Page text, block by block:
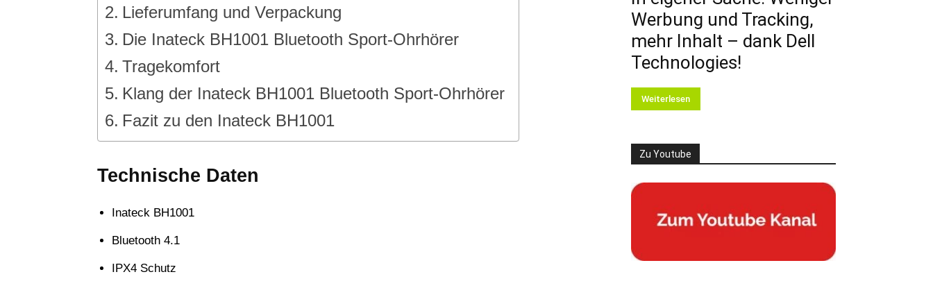
Lieferumfang und Verpackung
Die Inateck BH1001 Bluetooth Sport-Ohrhörer
Tragekomfort
Klang der Inateck BH1001 Bluetooth Sport-Ohrhörer
Fazit zu den Inateck BH1001
Technische Daten
Inateck BH1001
Bluetooth 4.1
IPX4 Schutz
Werbung und Tracking,
mehr Inhalt – dank Dell
Technologies!
Weiterlesen
Zu Youtube